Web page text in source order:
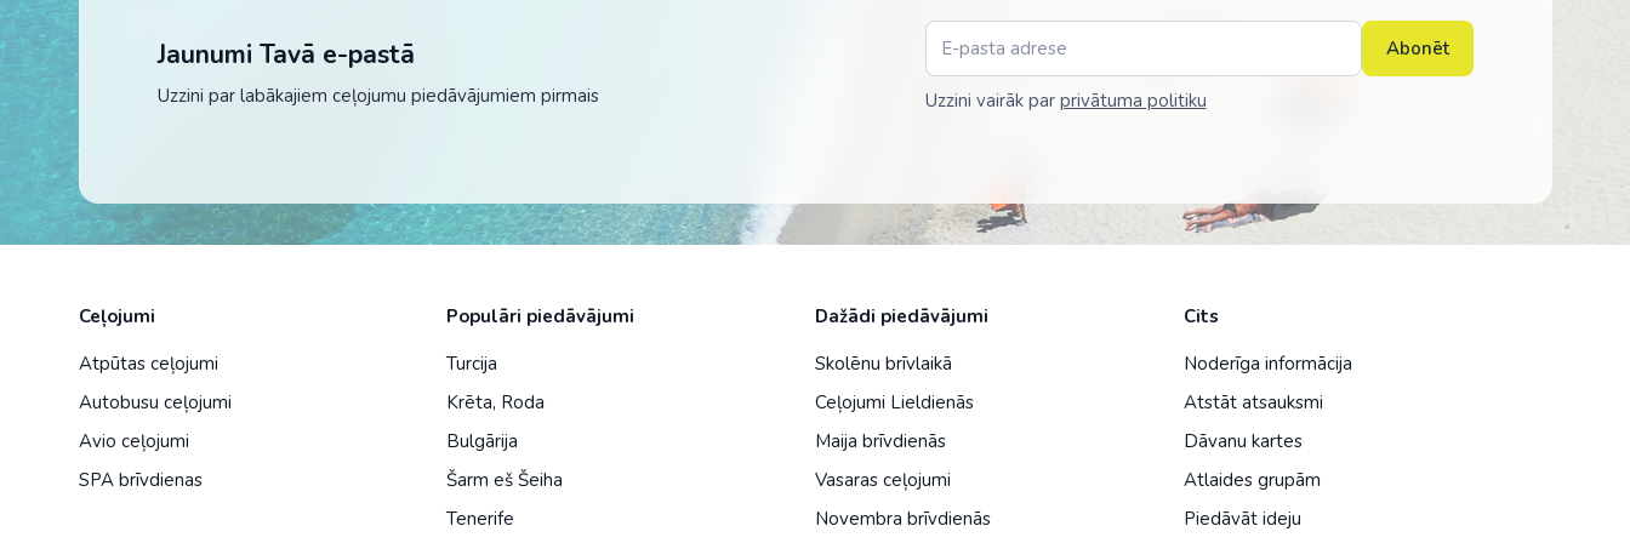
Malaizija
Omāna
Singapūra
Vjetnama
Jaunumi Tavā e-pastā
Uzzini par labākajiem ceļojumu piedāvājumiem pirmais Uzzini vairāk par privātuma politiku
Abonēt
Ceļojumi
Atpūtas ceļojumi
Autobusu ceļojumi
Avio ceļojumi
SPA brīvdienas
Populāri piedāvājumi
Turcija
Krēta, Roda
Bulgārija
Šarm eš Šeiha
Tenerife
Dažādi piedāvājumi
Skolēnu brīvlaikā
Ceļojumi Lieldienās
Maija brīvdienās
Vasaras ceļojumi
Novembra brīvdienās
Cits
Noderīga informācija
Atstāt atsauksmi
Dāvanu kartes
Atlaides grupām
Piedāvāt ideju